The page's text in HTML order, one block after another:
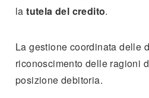
latutela del credito.
La gestione coordinata delle
riconoscimento delle ragioni
posizione debitoria.